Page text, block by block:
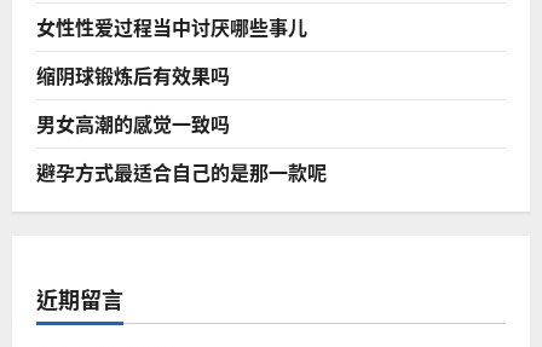
女性性爱过程当中讨厌哪些事儿
缩阴球锻炼后有效果吗
男女高潮的感觉一致吗
避孕方式最适合自己的是那一款呢
近期留言